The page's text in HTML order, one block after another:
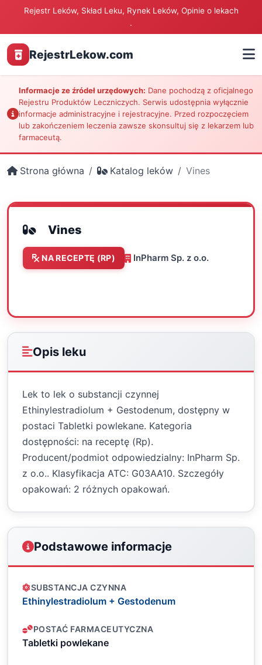
Rejestr Leków, Skład Leku, Rynek Leków, Opinie o lekach
.
RejestrLekow.com
Informacje ze źródeł urzędowych: Dane pochodzą z oficjalnego
Rejestru Produktów Leczniczych. Serwis udostępnia wyłącznie
informacje administracyjne i rejestracyjne. Przed rozpoczęciem
lub zakończeniem leczenia zawsze skonsultuj się z lekarzem lub
farmaceutą.
Strona główna Katalog leków Vines
Vines
NA RECEPTĘ (RP) InPharm Sp. z o.o.
Opis leku
Lek to lek o substancji czynnej
Ethinylestradiolum + Gestodenum, dostępny w
postaci Tabletki powlekane. Kategoria
dostępności: na receptę (Rp).
Producent/podmiot odpowiedzialny: InPharm Sp.
z o.o.. Klasyfikacja ATC: G03AA10. Szczegóły
opakowań: 2 różnych opakowań.
Podstawowe informacje
SUBSTANCJA CZYNNA
Ethinylestradiolum + Gestodenum
POSTAĆ FARMACEUTYCZNA
Tabletki powlekane